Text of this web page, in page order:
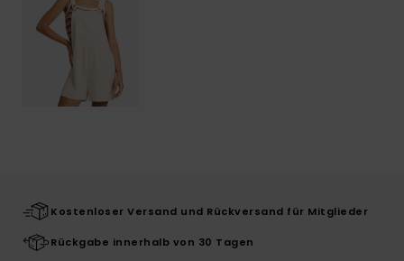
Kostenloser Versand und Rückversand für Mitglieder
Rückgabe innerhalb von 30 Tagen